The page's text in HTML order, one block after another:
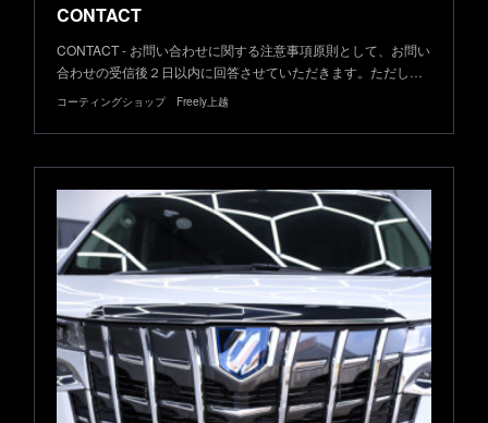
CONTACT
CONTACT - お問い合わせに関する注意事項原則として、お問い
合わせの受信後２日以内に回答させていただきます。ただし…
コーティングショップ Freely上越